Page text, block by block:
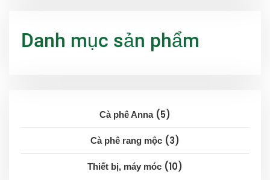
Danh mục sản phẩm
Cà phê Anna 5
Cà phê rang mộc 3
Thiết bị, máy móc 10